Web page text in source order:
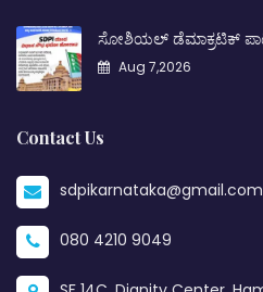
ಸೋಶಿಯಲ್ ಡೆಮಾಕ್ರಟಿಕ್
Aug 7,2026
Contact Us
sdpikarnataka@gmail.com
080 4210 9049